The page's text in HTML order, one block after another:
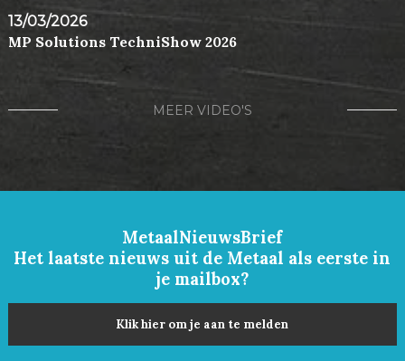
13/03/2026
MP Solutions TechniShow 2026
MEER VIDEO'S
MetaalNieuwsBrief
Het laatste nieuws uit de Metaal als eerste in
je mailbox?
Klik hier om je aan te melden